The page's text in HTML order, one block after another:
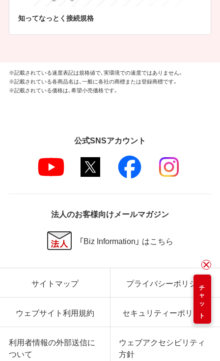
知ってなっとく接続規格
チャット
※記載されている速度表記は規格値で、実環境での速度ではありません。
※記載されている各商品名は、一般に各社の商標または登録商標です。
※記載されている価格は、希望小売価格です。
公式SNSアカウント
法人のお客様向けメールマガジン
「Biz Information」 はこちら
サイトマップ プライバシーポリシー
ウェブサイト利用規約 セキュリティーポリシー
利用者情報の外部送信に
ついて
ウェブアクセシビリティ
方針